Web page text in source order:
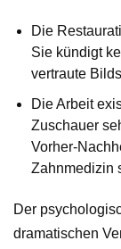
Die
Sie kündigt
vertraute
Die Arbeit
Zuschauer
Vorher-
Zahnmedizin
Der
dramatischen